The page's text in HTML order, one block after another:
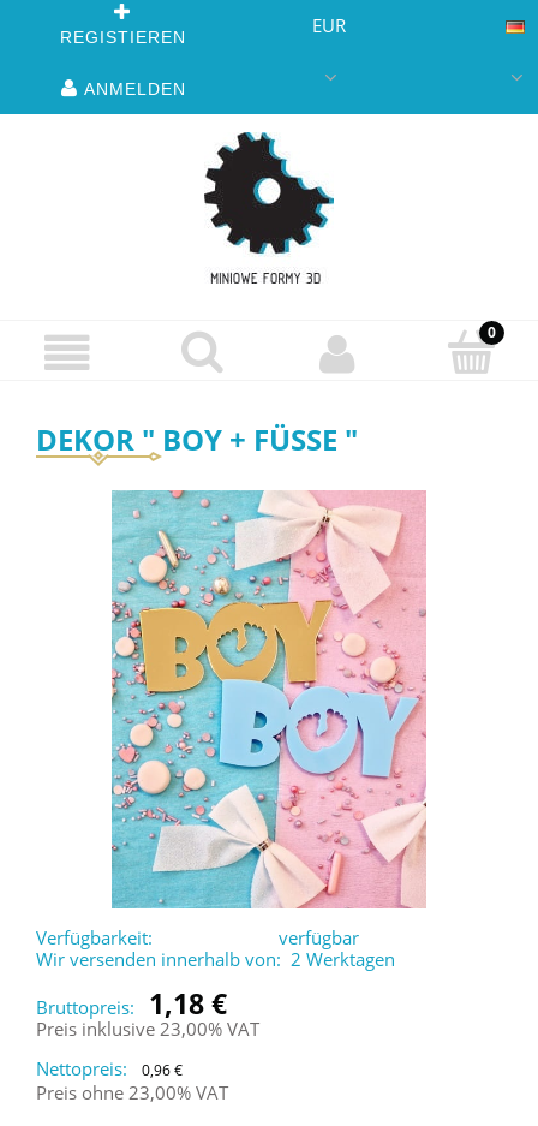
REGISTIEREN
ANMELDEN
EUR
DEKOR " BOY + FÜSSE "
Verfügbarkeit:
verfügbar
Wir versenden innerhalb von: 2 Werktagen
Bruttopreis:
1,18 €
Preis inklusive 23,00% VAT
Nettopreis:
0,96 €
Preis ohne 23,00% VAT